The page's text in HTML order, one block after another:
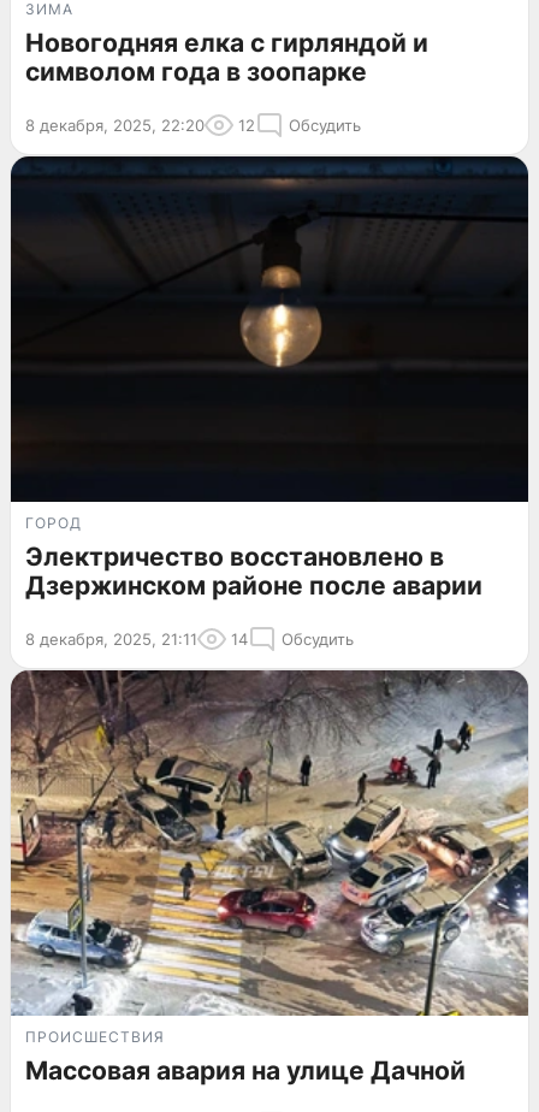
ЗИМА
Новогодняя елка с гирляндой и
символом года в зоопарке
8 декабря, 2025, 22:20 12 Обсудить
ГОРОД
Электричество восстановлено в
Дзержинском районе после аварии
8 декабря, 2025, 21:11 14 Обсудить
ПРОИСШЕСТВИЯ
Массовая авария на улице Дачной